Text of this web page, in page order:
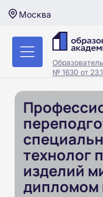
Москва
№ 1630 от
технолог
изделий
дипломом